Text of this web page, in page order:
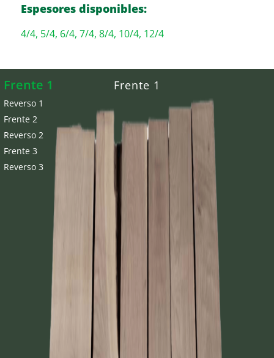
Espesores disponibles:
4/4, 5/4, 6/4, 7/4, 8/4, 10/4, 12/4
Frente 1
Reverso 1
Frente 2
Reverso 2
Frente 3
Reverso 3
Frente 1